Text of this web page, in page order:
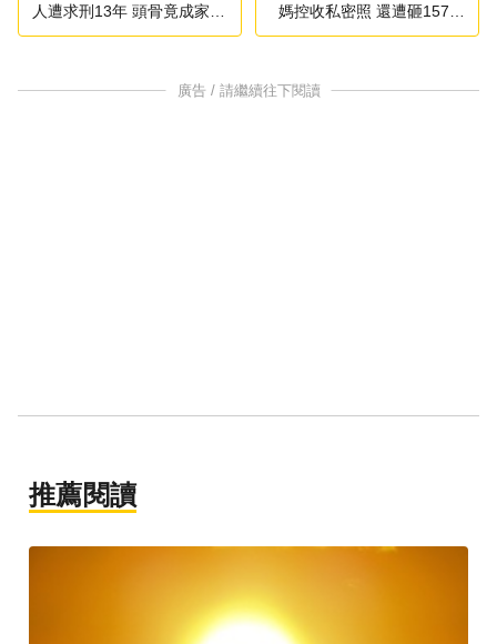
人遭求刑13年 頭骨竟成家中
擺飾
媽控收私密照 還遭砸157萬
封口
廣告 / 請繼續往下閱讀
推薦閱讀